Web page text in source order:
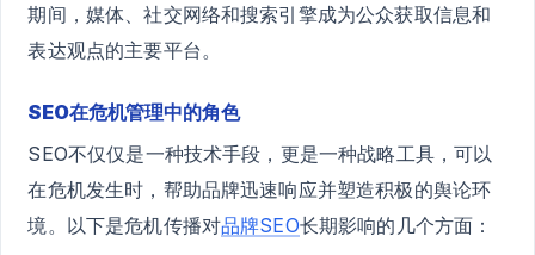
期间，媒体、社交网络和搜索引擎成为公众获取信息和
表达观点的主要平台。
SEO在危机管理中的角色
SEO不仅仅是一种技术手段，更是一种战略工具，可以
在危机发生时，帮助品牌迅速响应并塑造积极的舆论环
境。以下是危机传播对品牌SEO长期影响的几个方面：